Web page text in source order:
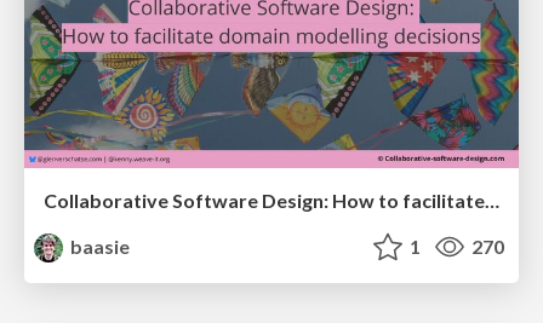
Collaborative Software Design: How to facilitate domain modelling decisions
baasie
1 270